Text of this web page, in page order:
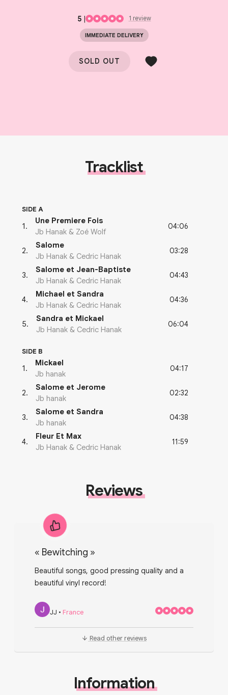
5| 1 review
IMMEDIATE DELIVERY
SOLD OUT
Tracklist
SIDE A
1 .
Une Premiere Fois
Jb Hanak & Zoé Wolf
04:06
2.
Salome
Jb Hanak & Cedric Hanak
03:28
3.
Salome et Jean-Baptiste
Jb Hanak & Cedric Hanak
04:43
4.
Michael et Sandra
Jb Hanak & Cedric Hanak
04:36
5.
Sandra et Mickael
Jb Hanak & Cedric Hanak
06:04
SIDE B
1 .
Mickael
Jb hanak
04:17
2.
Salome et Jerome
Jb hanak
02:32
3.
Salome et Sandra
Jb hanak
04:38
4.
Fleur Et Max
Jb Hanak & Cedric Hanak
11:59
Reviews
« Bewitching »
Beautiful songs, good pressing quality and a
beautiful vinyl record!
JJ • France
Read other reviews
Information